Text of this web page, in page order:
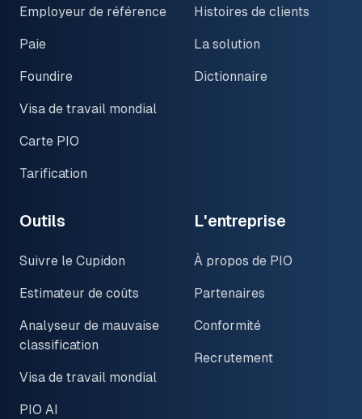
Employeur de référence
Paie
Foundire
Visa de travail mondial
Carte PIO
Tarification
Histoires de clients
La solution
Dictionnaire
Outils
Suivre le Cupidon
Estimateur de coûts
Analyseur de mauvaise
classification
Visa de travail mondial
PIO AI
L'entreprise
À propos de PIO
Partenaires
Conformité
Recrutement